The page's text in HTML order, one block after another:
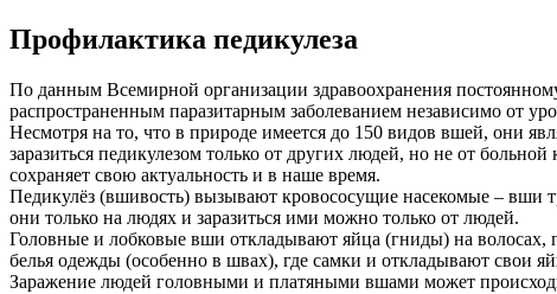
Профилактика педикулеза
По данным Всемирной организации здравоохранения
распространенным паразитарным заболеванием независимо от
Несмотря на то, что в природе имеется до 150 видов вшей, они
заразиться педикулезом только от других людей, но не от
сохраняет свою актуальность и в наше время.
Педикулёз (вшивость) вызывают кровососущие насекомые – вши
они только на людях и заразиться ими можно только от людей.
Головные и лобковые вши откладывают яйца (гниды) на
белья одежды (особенно в швах), где самки и откладывают свои
Заражение людей головными и платяными вшами может